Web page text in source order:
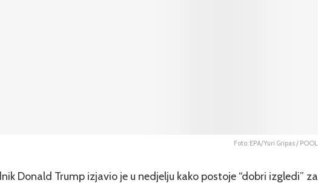
Foto: EPA/Yuri Gripas / POOL
Donald Trump izjavio je u nedjelju kako postoje “dobri izgledi” za